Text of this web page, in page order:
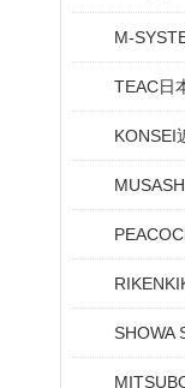
M-
TEAC日
KONSEI
SHOWA